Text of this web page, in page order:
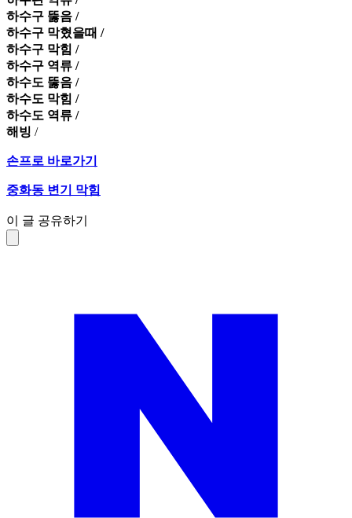
하수구 뚫음 /
하수구 막혔을때 /
하수구 막힘 /
하수구 역류 /
하수도 뚫음 /
하수도 막힘 /
하수도 역류 /
해빙 /
손프로 바로가기
중화동 변기 막힘
이 글 공유하기